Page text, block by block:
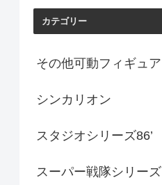
カテゴリー
その他可動フィギュア
シンカリオン
スタジオシリーズ86’
スーパー戦隊シリーズ